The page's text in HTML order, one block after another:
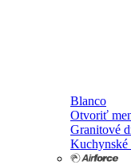
Blanco
Otvoriť
Granitové
Kuchynské